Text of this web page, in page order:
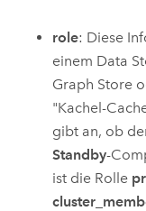
role: Diese
einem Data
Graph Store
"Kachel-
gibt an, ob
Standby-
ist die Rolle